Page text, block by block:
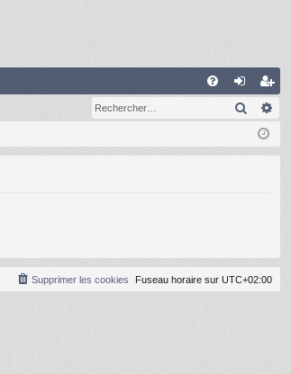
on ns
cri
Fuseau horaire sur UTC+02:00
Supprimer les cookies